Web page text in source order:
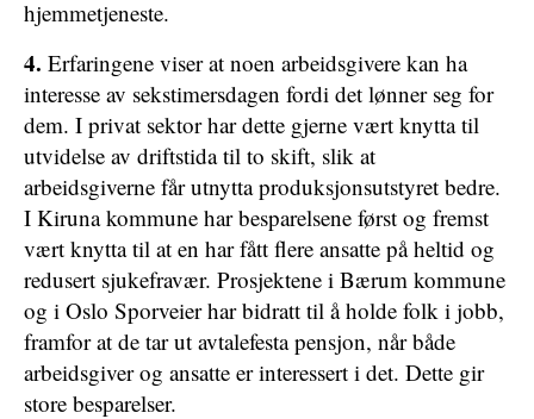
hjemmetjeneste.
4. Erfaringene viser at noen arbeidsgivere kan ha
interesse av sekstimersdagen fordi det lønner seg for
dem. I privat sektor har dette gjerne vært knytta til
utvidelse av driftstida til to skift, slik at
arbeidsgiverne får utnytta produksjonsutstyret bedre.
I Kiruna kommune har besparelsene først og fremst
vært knytta til at en har fått flere ansatte på heltid og
redusert sjukefravær. Prosjektene i Bærum kommune
og i Oslo Sporveier har bidratt til å holde folk i jobb,
framfor at de tar ut avtalefesta pensjon, når både
arbeidsgiver og ansatte er interessert i det. Dette gir
store besparelser.